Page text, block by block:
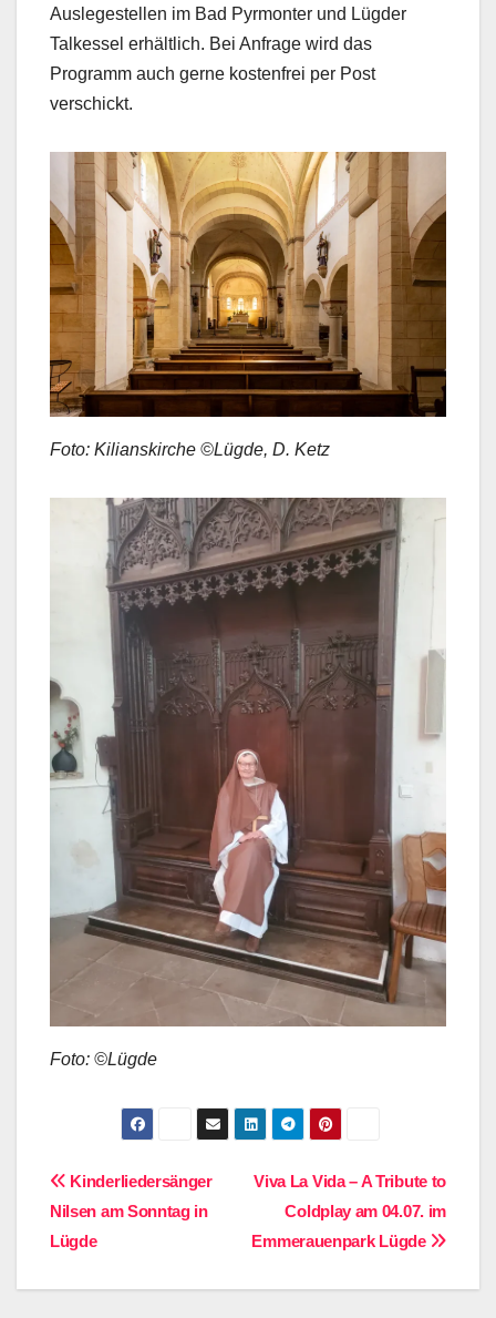
Auslegestellen im Bad Pyrmonter und Lügder
Talkessel erhältlich. Bei Anfrage wird das
Programm auch gerne kostenfrei per Post
verschickt.
Foto: Kilianskirche ©Lügde, D. Ketz
Foto: ©Lügde
Beitragsnavigation
Viva La Vida – A Tribute to
Coldplay am 04.07. im
Emmerauenpark Lügde
Kinderliedersänger
Nilsen am Sonntag in
Lügde